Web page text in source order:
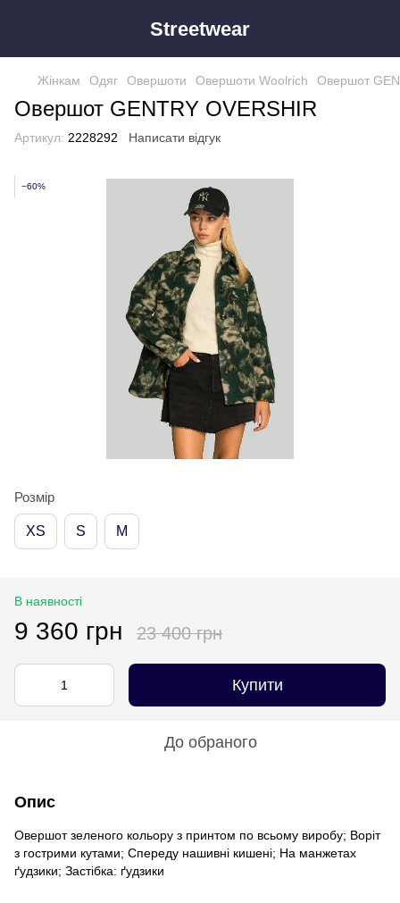
Streetwear
Жінкам Одяг Овершоти Овершоти Woolrich Овершот
Овершот GENTRY OVERSHIR
Артикул: 2228292 Написати відгук
−60%
Розмір
XS S M
В наявності
9 360 грн 23 400 грн
Купити
До обраного
Опис
Овершот зеленого кольору з принтом по всьому виробу; Воріт
з гострими кутами; Спереду нашивні кишені; На манжетах
ґудзики; Застібка: ґудзики